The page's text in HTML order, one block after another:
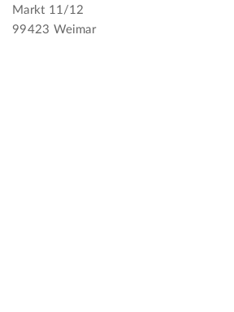
Markt 11/12
99423 Weimar